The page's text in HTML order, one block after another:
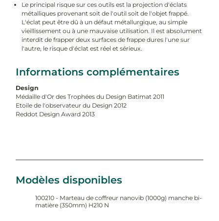
Le principal risque sur ces outils est la projection d'éclats
métalliques provenant soit de l'outil soit de l'objet frappé.
L'éclat peut être dû à un défaut métallurgique, au simple
vieillissement ou à une mauvaise utilisation. Il est absolument
interdit de frapper deux surfaces de frappe dures l'une sur
l'autre, le risque d'éclat est réel et sérieux.
Informations complémentaires
Design
Médaille d'Or des Trophées du Design Batimat 2011
Etoile de l'observateur du Design 2012
Reddot Design Award 2013
Modèles disponibles
100210 - Marteau de coffreur nanovib (1000g) manche bi-
matière (350mm) H210 N